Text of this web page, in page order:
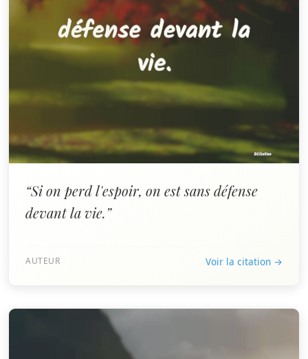
“Si on perd l'espoir, on est sans défense
devant la vie.”
AUTEUR Voir la citation →